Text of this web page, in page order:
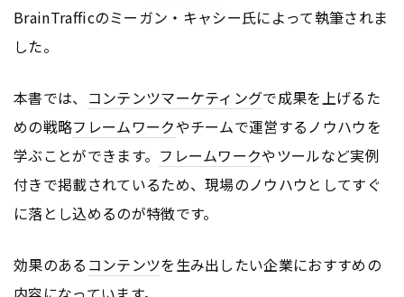
BrainTrafficのミーガン・キャシー氏によって執筆されま
した。
本書では、 コンテンツマーケティングで成果を上げるた
めの戦略フレームワークやチームで運営するノウハウを
学ぶことができます。 フレームワークやツールなど実例
付きで掲載されているため、現場のノウハウとしてすぐ
に落とし込めるのが特徴です。
効果のある コンテンツを生み出したい企業におすすめの